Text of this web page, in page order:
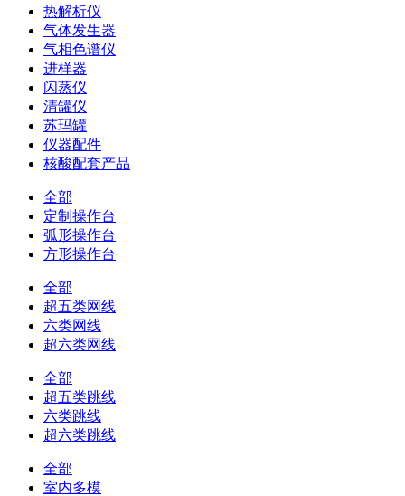
热解析仪
气体发生器
气相色谱仪
进样器
闪蒸仪
清罐仪
苏玛罐
仪器配件
核酸配套产品
全部
定制操作台
弧形操作台
方形操作台
全部
超五类网线
六类网线
超六类网线
全部
超五类跳线
六类跳线
超六类跳线
全部
室内多模